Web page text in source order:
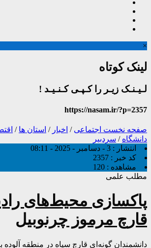
×
لینک کوتاه
لـیـنـک زیـر را کـپـی کـنـیـد !
https://nasam.ir/?p=2357
صفحه نخست اجتماعی / اخبار / استان ها /
دانشگاه / سردبیر
انتشار : 3 - دسامبر - 2025 - 08:11
کد خبر : 2357
مشاهده : 120
مطلب علمی
پاکسازی محیط‌های
قارچ مرموز چرنوبیل
دانشمندان گونه‌ای قارچ سیاه در منطقه آلوده